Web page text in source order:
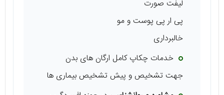
لیفت صورت
پی ار پی پوست و مو
خالبرداری
خدمات چکاپ کامل ارگان های بدن
جهت تشخیص و پیش تشخیص بیماری ها